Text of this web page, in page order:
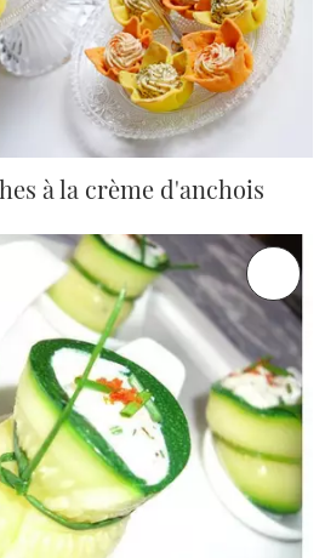
à la crème d'anchois